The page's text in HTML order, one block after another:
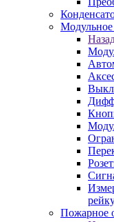
Модульное
Пожарное